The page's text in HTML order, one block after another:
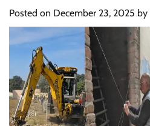
Posted on December 23, 2025 by